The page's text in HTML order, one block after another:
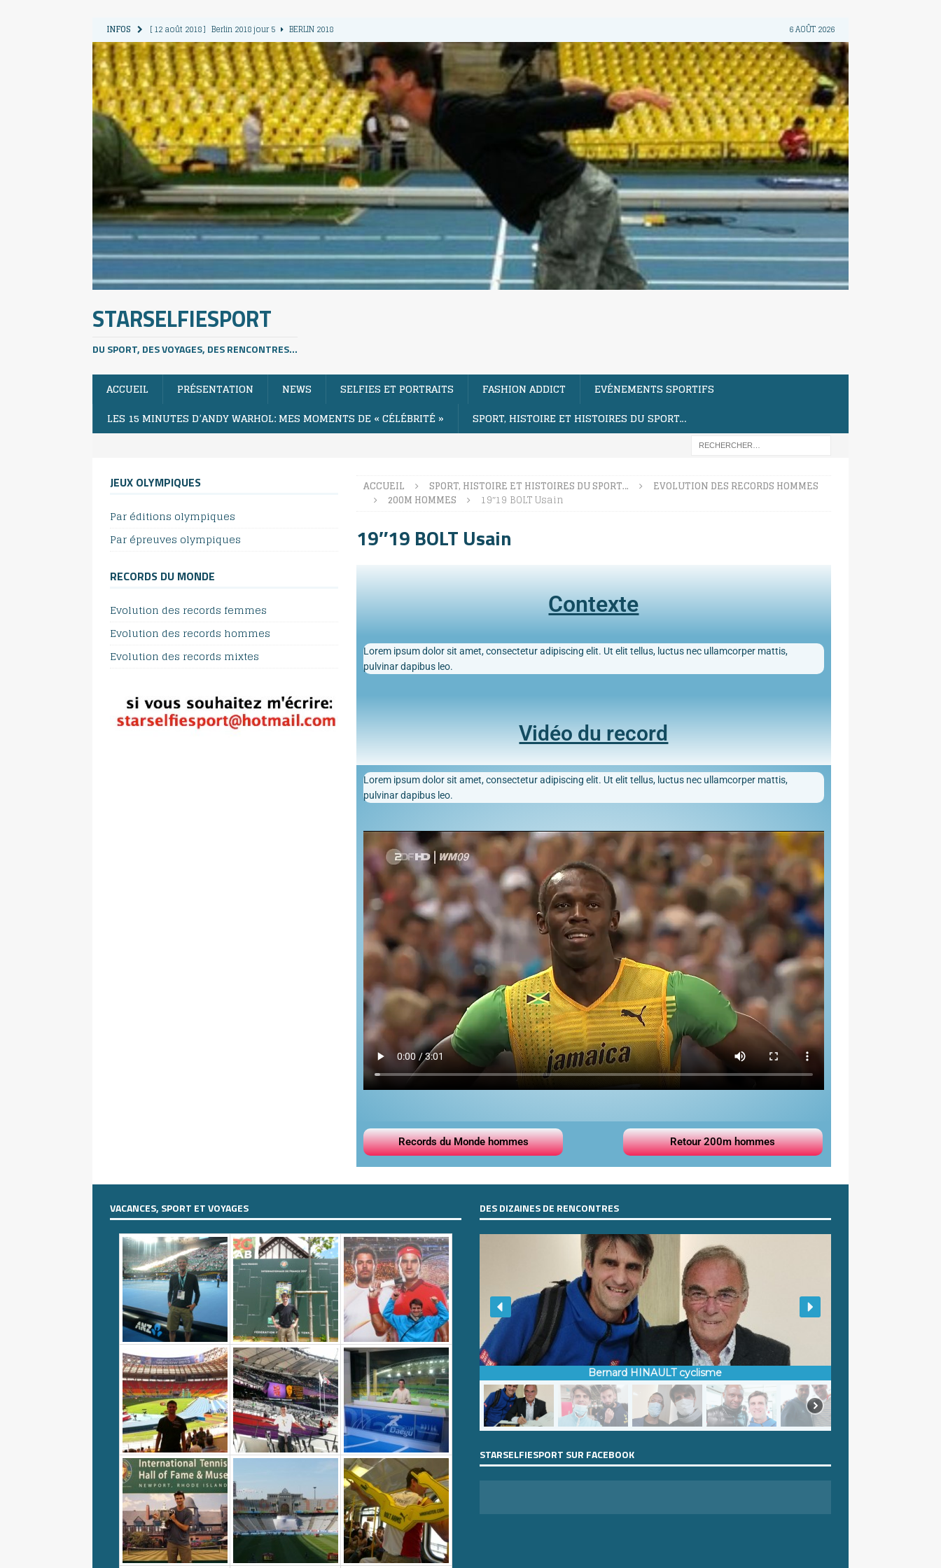
INFOS [ 12 août 2018 ] Berlin 2018 jour 5
BERLIN 2018
[ 11 août 2018 ] Berlin 2018 jour 4
BERLIN 2018
[ 10 août 2018 ] Berlin 2018 Jour 3
BERLIN 2018
[ 9 août 2018 ] Berlin 2018 jour 2
BERLIN 2018
[ 13 août 2018 ] Berlin 2018 jour 6 BERLIN 2018
6 AOÛT 2026
STARSELFIESPORT
DU SPORT, DES VOYAGES, DES RENCONTRES...
ACCUEIL PRÉSENTATION NEWS SELFIES ET PORTRAITS FASHION ADDICT
EVÉNEMENTS SPORTIFS
LES 15 MINUTES D’ANDY WARHOL: MES MOMENTS DE « CÉLÉBRITÉ »
SPORT, HISTOIRE ET HISTOIRES DU SPORT…
ACCUEIL SPORT, HISTOIRE ET HISTOIRES DU SPORT…
EVOLUTION DES RECORDS HOMMES
200M HOMMES
19″19 BOLT Usain
19″19 BOLT Usain
Contexte
Lorem ipsum dolor sit amet, consectetur adipiscing elit. Ut elit tellus, luctus nec ullamcorper mattis,
pulvinar dapibus leo.
Vidéo du record
Lorem ipsum dolor sit amet, consectetur adipiscing elit. Ut elit tellus, luctus nec ullamcorper mattis,
pulvinar dapibus leo.
Records du Monde hommes Retour 200m hommes
JEUX OLYMPIQUES
Par éditions olympiques
Par épreuves olympiques
RECORDS DU MONDE
Evolution des records femmes
Evolution des records hommes
Evolution des records mixtes
VACANCES, SPORT ET VOYAGES DES DIZAINES DE RENCONTRES
Bernard HINAULT cyclisme
STARSELFIESPORT SUR FACEBOOK